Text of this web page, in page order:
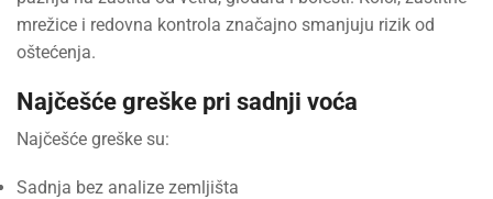
mrežice i redovna kontrola značajno smanjuju rizik od
oštećenja.
Najčešće greške pri sadnji voća
Najčešće greške su:
Sadnja bez analize zemljišta